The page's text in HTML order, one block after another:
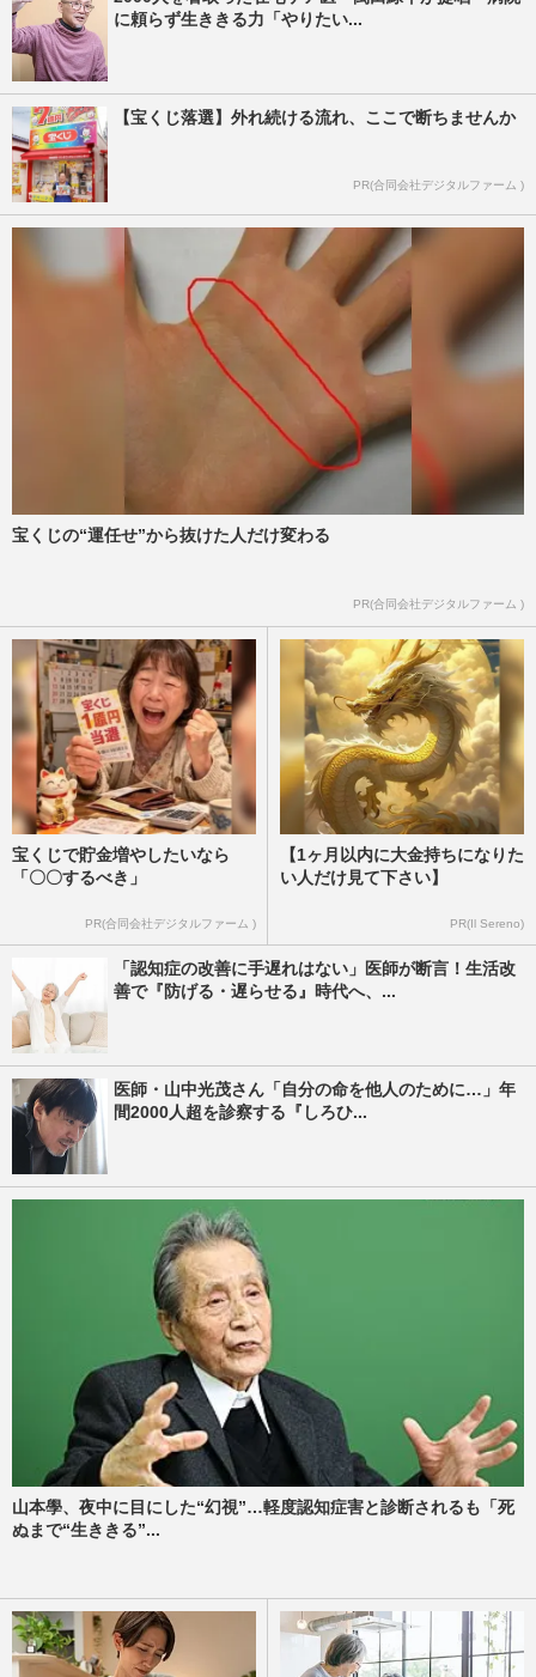
に頼らず生ききる力「やりたい...
【宝くじ落選】外れ続ける流れ、ここで断ちませんか
PR(合同会社デジタルファーム )
宝くじの“運任せ”から抜けた人だけ変わる
PR(合同会社デジタルファーム )
宝くじで貯金増やしたいなら
「〇〇するべき」
PR(合同会社デジタルファーム )
【1ヶ月以内に大金持ちになりた
い人だけ見て下さい】
PR(Il Sereno)
「認知症の改善に手遅れはない」医師が断言！生活改
善で『防げる・遅らせる』時代へ、...
医師・山中光茂さん「自分の命を他人のために…」年
間2000人超を診察する『しろひ...
山本學、夜中に目にした“幻視”…軽度認知症害と診断されるも「死
ぬまで“生ききる”...